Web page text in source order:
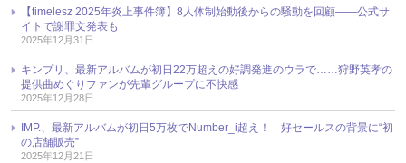
【timelesz 2025年炎上事件簿】8人体制始動後からの騒動を回顧――公式サ
イトで謝罪文発表も
2025年12月31日
キンプリ、最新アルバムが初日22万超えの好調発進のウラで……狩野英孝の
提供曲めぐりファンが先輩グループに不快感
2025年12月28日
IMP.、最新アルバムが初日5万枚でNumber_i超え！ 好セールスの背景に“初
の店舗販売”
2025年12月21日